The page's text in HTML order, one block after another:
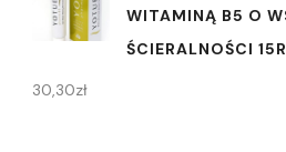
WITAMINĄ B5 O
ŚCIERALNOŚCI
30,30zł